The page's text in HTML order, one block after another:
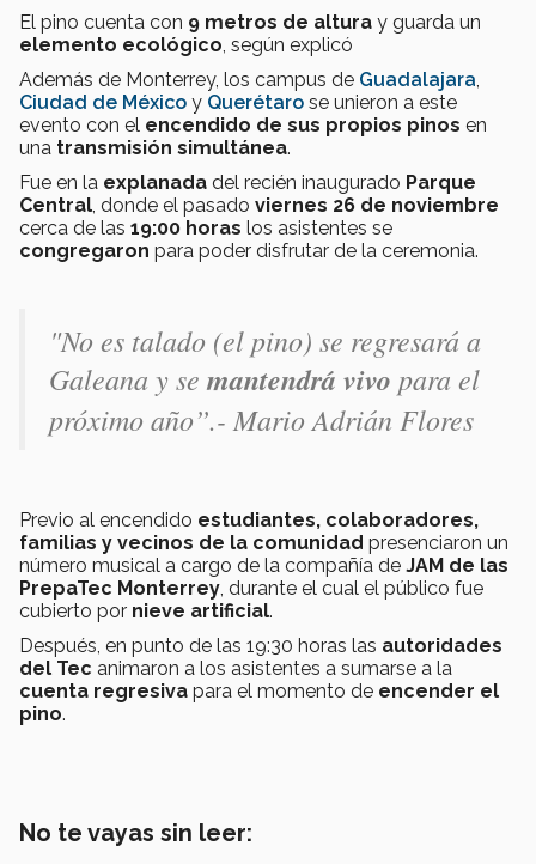
El pino cuenta con 9 metros de altura y guarda un
elemento ecológico , según explicó
Además de Monterrey, los campus de Guadalajara
Ciudad de México y Querétaro se unieron a este
evento con el encendido de sus propios pinos en
una transmisión simultánea.
Fue en la explanada del recién inaugurado Parque
Central , donde el pasado viernes 26 de noviembre
cerca de las 19:00 horas los asistentes se
congregaron para poder disfrutar de la ceremonia.
"No es talado (el pino) se regresará a
Galeana y se mantendrá vivo para el
próximo año”.- Mario Adrián Flores
Previo al encendido estudiantes, colaboradores,
familias y vecinos de la comunidad presenciaron un
número musical a cargo de la compañía de JAM de las
PrepaTec Monterrey , durante el cual el público fue
cubierto por nieve artificial.
Después, en punto de las 19:30 horas las autoridades
del Tec animaron a los asistentes a sumarse a la
cuenta regresiva para el momento de encender el
pino.
No te vayas sin leer: